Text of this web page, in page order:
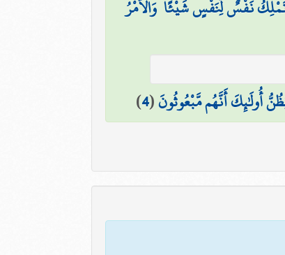
نَفْسٌ لِّنَفْسٍ شَيْئًا ۖ وَالْأَمْرُ
أُولَٰئِكَ أَنَّهُم مَّبْعُوثُونَ(
4
)